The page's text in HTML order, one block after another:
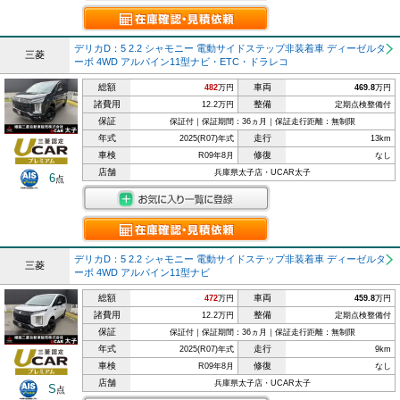
三菱
デリカD：5 2.2 シャモニー 電動サイドステップ非装着車 ディーゼルタ
ーボ 4WD アルパイン11型ナビ・ETC・ドラレコ
6点
総額 482万円 車両 469.8万円
諸費用 12.2万円 整備 定期点検整備付
保証 保証付｜保証期間：36ヵ月｜保証走行距離：無制限
年式 2025(R07)年式 走行 13km
車検 R09年8月 修復 なし
店舗 兵庫県太子店・UCAR太子
三菱
デリカD：5 2.2 シャモニー 電動サイドステップ非装着車 ディーゼルタ
ーボ 4WD アルパイン11型ナビ
S点
総額 472万円 車両 459.8万円
諸費用 12.2万円 整備 定期点検整備付
保証 保証付｜保証期間：36ヵ月｜保証走行距離：無制限
年式 2025(R07)年式 走行 9km
車検 R09年8月 修復 なし
店舗 兵庫県太子店・UCAR太子